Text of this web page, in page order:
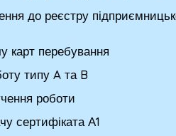
до реєстру
карт перебування
типу A та B
роботи
сертифіката А1